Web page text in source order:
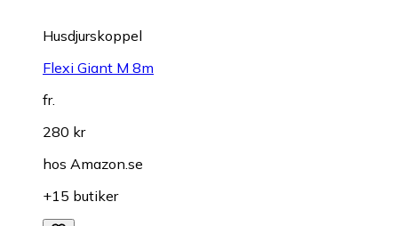
Husdjurskoppel
Flexi Giant M 8m
fr.
280 kr
hos Amazon.se
+15 butiker